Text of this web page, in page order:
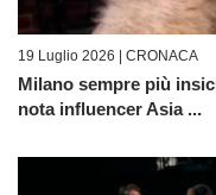
19 Luglio 2026 | CRONACA
Milano sempre più
nota influencer Asia ...